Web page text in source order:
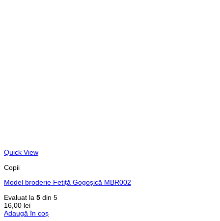
Quick View
Copii
Model broderie Fetiță Gogoșică MBR002
Evaluat la 5 din 5
16,00 lei
Adaugă în coș